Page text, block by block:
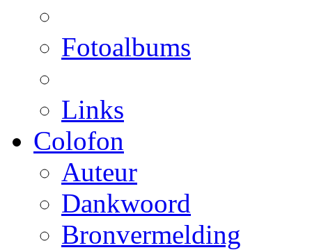
Fotoalbums
Links
Colofon
Auteur
Dankwoord
Bronvermelding